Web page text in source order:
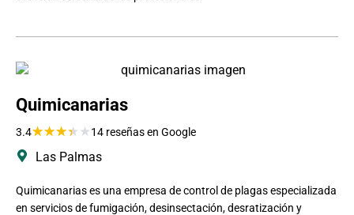
Quimicanarias
3.4★★★★ ★ 14 reseñas en Google
Las Palmas
Quimicanarias es una empresa de control de plagas especializada
en servicios de fumigación, desinsectación, desratización y